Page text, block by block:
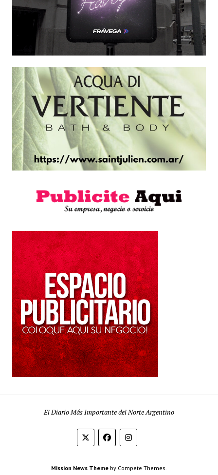
El Diario Más Importante del Norte Argentino
Mission News Theme by Compete Themes.